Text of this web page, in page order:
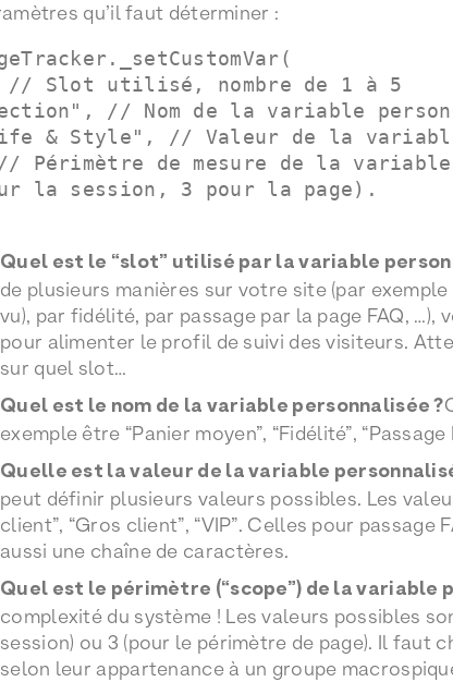
qu’il faut déterminer :
// Slot utilisé, nombre de 1 à 5
// Nom de la variable
& Style", // Valeur de la
Périmètre de mesure de la
la session, 3 pour la page).
Quel est le “slot” utilisé par la variable
de plusieurs manières sur votre site (par
vu), par fidélité, par passage par la page FAQ, …),
pour alimenter le profil de suivi des visiteurs.
sur quel slot…
Quel est le nom de la variable personnalisée ?
exemple être “Panier moyen”, “Fidélité”,
Quelle est la valeur de la variable
peut définir plusieurs valeurs possibles. Les
client”, “Gros client”, “VIP”. Celles pour passage
aussi une chaîne de caractères.
Quel est le périmètre (“scope”) de la variable
complexité du système ! Les valeurs possibles
session) ou 3 (pour le périmètre de page). Il faut
selon leur appartenance à un groupe